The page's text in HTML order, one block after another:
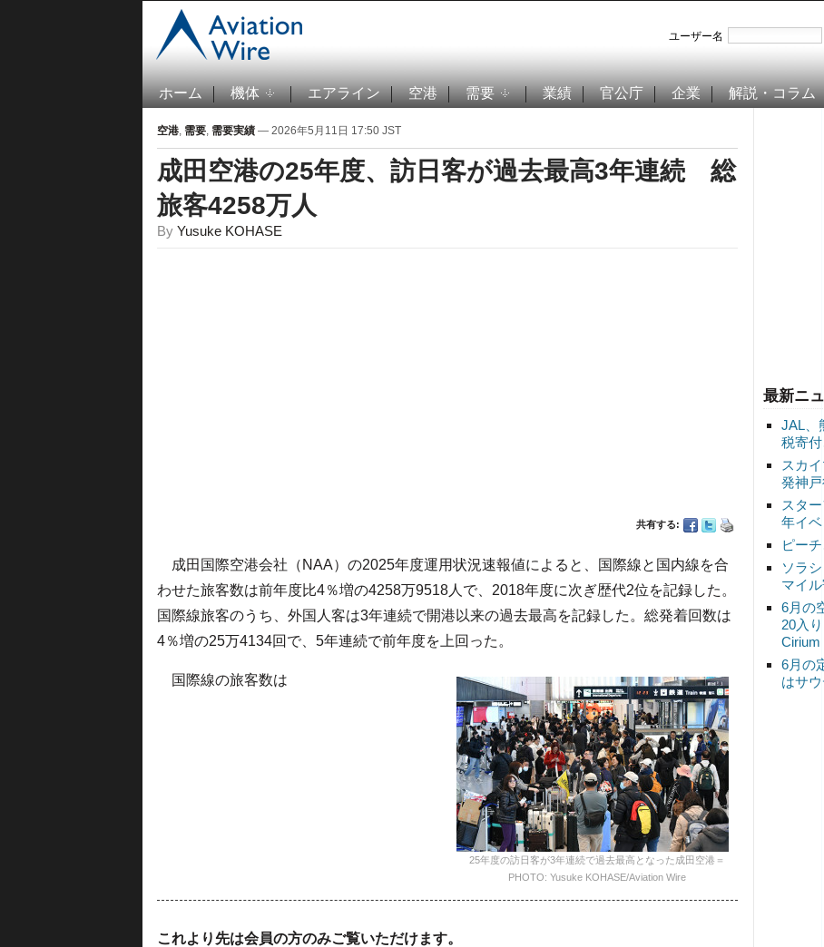
ユーザー名
ホーム 機体 エアライン 空港 需要 業績 官公庁 企業 解説・コラム
最新ニ
JAL、
税寄
スカ
発神
スタ
年イ
ピー
ソラ
マイ
6月の
20入
Cirium
6月の
はサ
空港, 需要, 需要実績 — 2026年5月11日 17:50 JST
成田空港の25年度、訪日客が過去最高3年連続 総
旅客4258万人
By Yusuke KOHASE
共有する:
成田国際空港会社（NAA）の2025年度運用状況速報値によると、国際線と国内線を合
わせた旅客数は前年度比4％増の4258万9518人で、2018年度に次ぎ歴代2位を記録した。
国際線旅客のうち、外国人客は3年連続で開港以来の過去最高を記録した。総発着回数は
4％増の25万4134回で、5年連続で前年度を上回った。
25年度の訪日客が3年連続で過去最高となった成田空港＝
PHOTO: Yusuke KOHASE/Aviation Wire
国際線の旅客数は
これより先は会員の方のみご覧いただけます。